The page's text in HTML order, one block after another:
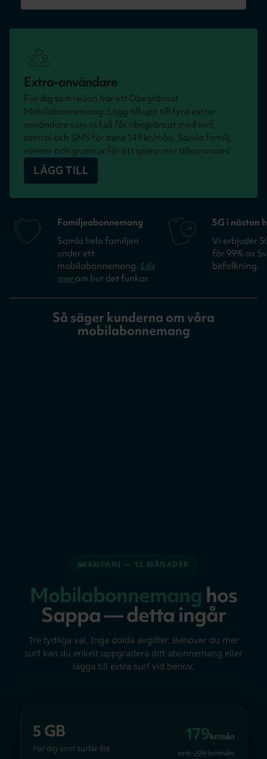
Extra-användare
För dig som redan har ett Obegränsat
Mobilabonnemang: Lägg till upp till fyra extra-
användare som också får obegränsat med surf,
samtal och SMS för bara 149 kr/mån. Samla familj,
vänner och grannar för att spara mer tillsammans!
LÄGG TILL
Familjeabonnemang
Samla hela familjen
under ett
mobilabonnemang. Läs
merom hur det funkar.
5G i nästan
Vi erbjuder
för 99% av
befolkning.
Så säger kunderna om våra
mobilabonnemang
KAMPANJ — 12 MÅNADER
Mobilabonnemang hos
Sappa — detta ingår
Tre tydliga val. Inga dolda avgifter. Behöver du mer
surf kan du enkelt uppgradera ditt abonnemang eller
lägga till extra surf vid behov.
5 GB
För dig som surfar lite
179kr/mån
ord. 229 kr/mån